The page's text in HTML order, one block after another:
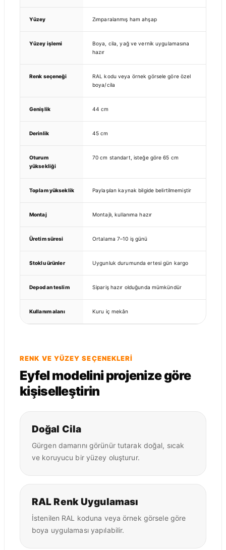
Yüzey Zımparalanmış ham ahşap
Yüzey işlemi
Boya, cila, yağ ve vernik uygulamasına
hazır
Renk seçeneği
RAL kodu veya örnek görsele göre özel
boya/cila
Genişlik 44 cm
Derinlik 45 cm
Oturum
yüksekliği
70 cm standart, isteğe göre 65 cm
Toplam yükseklik Paylaşılan kaynak bilgide belirtilmemiştir
Montaj Montajlı, kullanıma hazır
Üretim süresi Ortalama 7–10 iş günü
Stoklu ürünler Uygunluk durumunda ertesi gün kargo
Depodan teslim Sipariş hazır olduğunda mümkündür
Kullanım alanı Kuru iç mekân
RENK VE YÜZEY SEÇENEKLERI
Eyfel modelini projenize göre
kişiselleştirin
Doğal Cila
Gürgen damarını görünür tutarak doğal, sıcak
ve koruyucu bir yüzey oluşturur.
RAL Renk Uygulaması
İstenilen RAL koduna veya örnek görsele göre
boya uygulaması yapılabilir.